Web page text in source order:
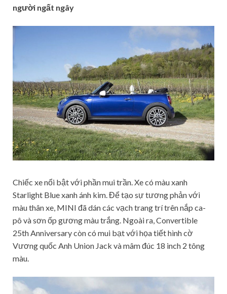
người ngất ngây
Chiếc xe nổi bật với phần mui trần. Xe có màu xanh
Starlight Blue xanh ánh kim. Để tạo sự tương phản với
màu thân xe, MINI đã dán các vạch trang trí trên nắp ca-
pô và sơn ốp gương màu trắng. Ngoài ra, Convertible
25th Anniversary còn có mui bạt với họa tiết hình cờ
Vương quốc Anh Union Jack và mâm đúc 18 inch 2 tông
màu.